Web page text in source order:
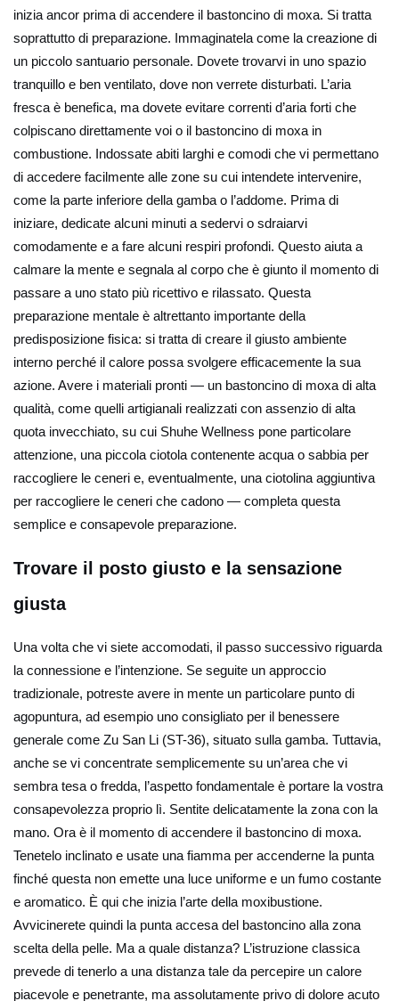
inizia ancor prima di accendere il bastoncino di moxa. Si tratta
soprattutto di preparazione. Immaginatela come la creazione di
un piccolo santuario personale. Dovete trovarvi in uno spazio
tranquillo e ben ventilato, dove non verrete disturbati. L’aria
fresca è benefica, ma dovete evitare correnti d’aria forti che
colpiscano direttamente voi o il bastoncino di moxa in
combustione. Indossate abiti larghi e comodi che vi permettano
di accedere facilmente alle zone su cui intendete intervenire,
come la parte inferiore della gamba o l’addome. Prima di
iniziare, dedicate alcuni minuti a sedervi o sdraiarvi
comodamente e a fare alcuni respiri profondi. Questo aiuta a
calmare la mente e segnala al corpo che è giunto il momento di
passare a uno stato più ricettivo e rilassato. Questa
preparazione mentale è altrettanto importante della
predisposizione fisica: si tratta di creare il giusto ambiente
interno perché il calore possa svolgere efficacemente la sua
azione. Avere i materiali pronti — un bastoncino di moxa di alta
qualità, come quelli artigianali realizzati con assenzio di alta
quota invecchiato, su cui Shuhe Wellness pone particolare
attenzione, una piccola ciotola contenente acqua o sabbia per
raccogliere le ceneri e, eventualmente, una ciotolina aggiuntiva
per raccogliere le ceneri che cadono — completa questa
semplice e consapevole preparazione.
Trovare il posto giusto e la sensazione
giusta
Una volta che vi siete accomodati, il passo successivo riguarda
la connessione e l’intenzione. Se seguite un approccio
tradizionale, potreste avere in mente un particolare punto di
agopuntura, ad esempio uno consigliato per il benessere
generale come Zu San Li (ST-36), situato sulla gamba. Tuttavia,
anche se vi concentrate semplicemente su un’area che vi
sembra tesa o fredda, l’aspetto fondamentale è portare la vostra
consapevolezza proprio lì. Sentite delicatamente la zona con la
mano. Ora è il momento di accendere il bastoncino di moxa.
Tenetelo inclinato e usate una fiamma per accenderne la punta
finché questa non emette una luce uniforme e un fumo costante
e aromatico. È qui che inizia l’arte della moxibustione.
Avvicinerete quindi la punta accesa del bastoncino alla zona
scelta della pelle. Ma a quale distanza? L’istruzione classica
prevede di tenerlo a una distanza tale da percepire un calore
piacevole e penetrante, ma assolutamente privo di dolore acuto